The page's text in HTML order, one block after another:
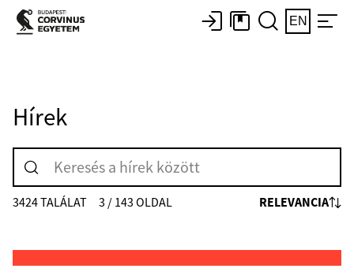
EN
Hírek
3424 TALÁLAT 3 / 143 OLDAL RELEVANCIA